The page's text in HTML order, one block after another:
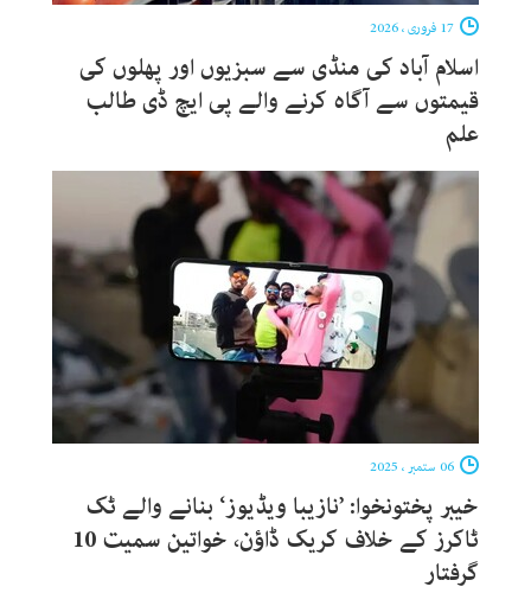
اسلام آباد کی منڈی سے سبزیوں اور پھلوں کی
قیمتوں سے آگاہ کرنے والے پی ایچ ڈی طالب
علم
خیبر پختونخوا: ’نازیبا ویڈیوز‘ بنانے والے ٹک
ٹاکرز کے خلاف کریک ڈاؤن، خواتین سمیت 10
گرفتار